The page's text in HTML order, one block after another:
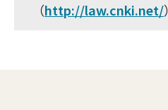
（http://law.cnki.net/）